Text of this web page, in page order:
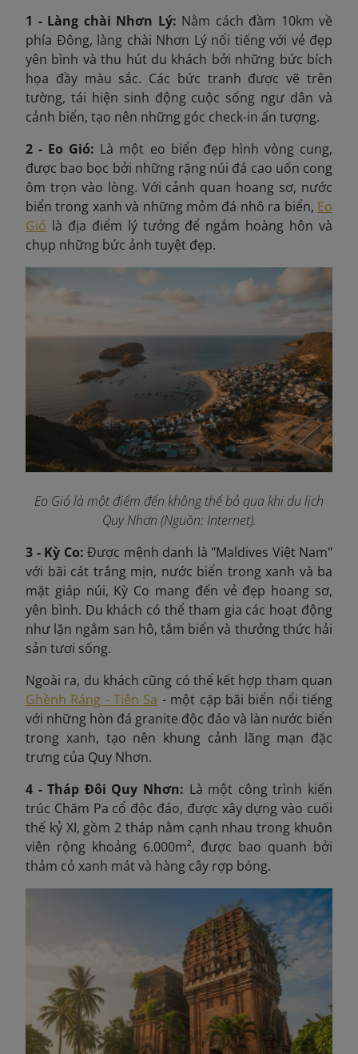
1 - Làng chài Nhơn Lý: Nằm cách đầm 10km về
phía Đông, làng chài Nhơn Lý nổi tiếng với vẻ đẹp
yên bình và thu hút du khách bởi những bức bích
họa đầy màu sắc. Các bức tranh được vẽ trên
tường, tái hiện sinh động cuộc sống ngư dân và
cảnh biển, tạo nên những góc check-in ấn tượng.
2 - Eo Gió: Là một eo biển đẹp hình vòng cung,
được bao bọc bởi những rặng núi đá cao uốn cong
ôm trọn vào lòng. Với cảnh quan hoang sơ, nước
biển trong xanh và những mỏm đá nhô ra biển, Eo
Gió là địa điểm lý tưởng để ngắm hoàng hôn và
chụp những bức ảnh tuyệt đẹp.
Eo Gió là một điểm đến không thể bỏ qua khi du lịch
Quy Nhơn (Nguồn: Internet).
3 - Kỳ Co: Được mệnh danh là "Maldives Việt Nam"
với bãi cát trắng mịn, nước biển trong xanh và ba
mặt giáp núi, Kỳ Co mang đến vẻ đẹp hoang sơ,
yên bình. Du khách có thể tham gia các hoạt động
như lặn ngắm san hô, tắm biển và thưởng thức hải
sản tươi sống.
Ngoài ra, du khách cũng có thể kết hợp tham quan
Ghềnh Ráng - Tiên Sa - một cặp bãi biển nổi tiếng
với những hòn đá granite độc đáo và làn nước biển
trong xanh, tạo nên khung cảnh lãng mạn đặc
trưng của Quy Nhơn.
4 - Tháp Đôi Quy Nhơn: Là một công trình kiến
trúc Chăm Pa cổ độc đáo, được xây dựng vào cuối
thế kỷ XI, gồm 2 tháp nằm cạnh nhau trong khuôn
viên rộng khoảng 6.000m², được bao quanh bởi
thảm cỏ xanh mát và hàng cây rợp bóng.